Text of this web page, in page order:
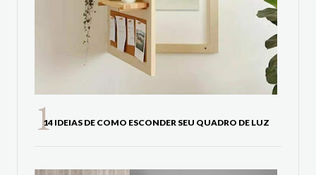
14 IDEIAS DE COMO ESCONDER SEU QUADRO DE LUZ